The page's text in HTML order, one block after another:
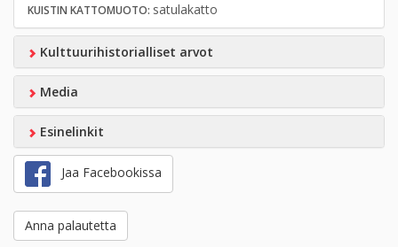
KUISTIN KATTOMUOTO: satulakatto
Kulttuurihistorialliset arvot
Media
Esinelinkit
Jaa Facebookissa
Anna palautetta